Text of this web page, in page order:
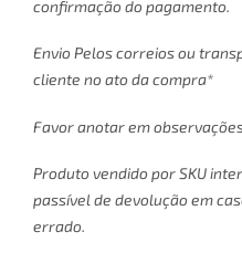
confirmação do pagamento.
Envio Pelos correios ou
cliente no ato da compra*
Favor anotar em
Produto vendido por SKU
passível de devolução em
errado.